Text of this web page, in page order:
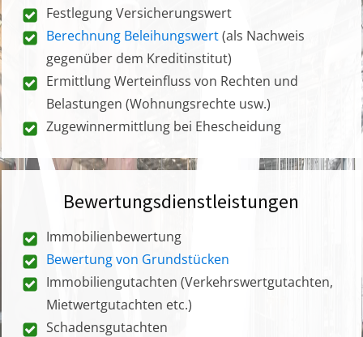
Festlegung Versicherungswert
Berechnung Beleihungswert(als Nachweis
gegenüber dem Kreditinstitut)
Ermittlung Werteinfluss von Rechten und
Belastungen (Wohnungsrechte usw.)
Zugewinnermittlung bei Ehescheidung
Bewertungsdienstleistungen
Immobilienbewertung
Bewertung von Grundstücken
Immobiliengutachten (Verkehrswertgutachten,
Mietwertgutachten etc.)
Schadensgutachten